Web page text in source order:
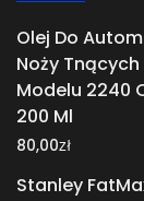
Olej Do
Noży
Modelu 2240
200 Ml
80,00zł
Stanley